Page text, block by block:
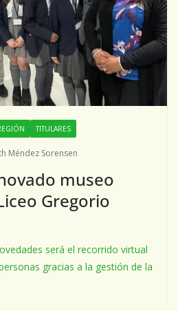
TITULARES
Méndez Sorensen
museo
Gregorio
será el recorrido virtual
gracias a la gestión de la